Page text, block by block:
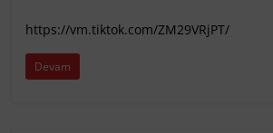
https://vm.tiktok.com/ZM29VRjPT/
Devam